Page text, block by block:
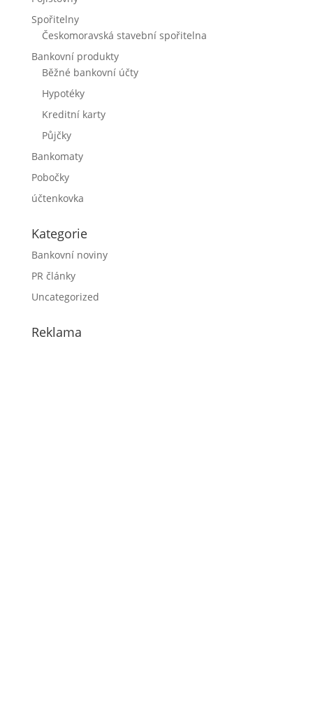
Spořitelny
Českomoravská stavební spořitelna
Bankovní produkty
Běžné bankovní účty
Hypotéky
Kreditní karty
Půjčky
Bankomaty
Pobočky
účtenkovka
Kategorie
Bankovní noviny
PR články
Uncategorized
Reklama